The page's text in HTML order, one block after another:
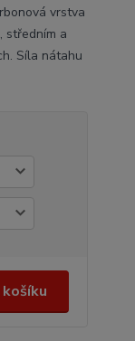
vrstva
středním a
Síla nátahu